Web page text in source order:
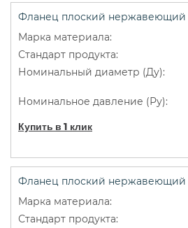
Фланец плоский нержавеющий
Купить в 1 клик
Фланец плоский нержавеющий